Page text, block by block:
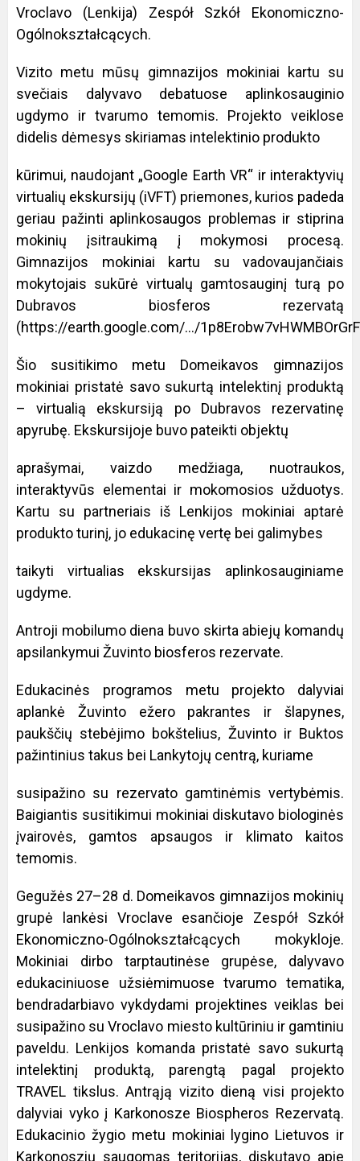
Vroclavo (Lenkija) Zespół Szkół Ekonomiczno-
Ogólnokształcących.
Vizito metu mūsų gimnazijos mokiniai kartu su
svečiais dalyvavo debatuose aplinkosauginio
ugdymo ir tvarumo temomis. Projekto veiklose
didelis dėmesys skiriamas intelektinio produkto
kūrimui, naudojant „Google Earth VR“ ir interaktyvių
virtualių ekskursijų (iVFT) priemones, kurios padeda
geriau pažinti aplinkosaugos problemas ir stiprina
mokinių įsitraukimą į mokymosi procesą.
Gimnazijos mokiniai kartu su vadovaujančiais
mokytojais sukūrė virtualų gamtosauginį turą po
Dubravos biosferos rezervatą
(https://earth.google.com/.../
Šio susitikimo metu Domeikavos gimnazijos
mokiniai pristatė savo sukurtą intelektinį produktą
– virtualią ekskursiją po Dubravos rezervatinę
apyrubę. Ekskursijoje buvo pateikti objektų
aprašymai, vaizdo medžiaga, nuotraukos,
interaktyvūs elementai ir mokomosios užduotys.
Kartu su partneriais iš Lenkijos mokiniai aptarė
produkto turinį, jo edukacinę vertę bei galimybes
taikyti virtualias ekskursijas aplinkosauginiame
ugdyme.
Antroji mobilumo diena buvo skirta abiejų komandų
apsilankymui Žuvinto biosferos rezervate.
Edukacinės programos metu projekto dalyviai
aplankė Žuvinto ežero pakrantes ir šlapynes,
paukščių stebėjimo bokštelius, Žuvinto ir Buktos
pažintinius takus bei Lankytojų centrą, kuriame
susipažino su rezervato gamtinėmis vertybėmis.
Baigiantis susitikimui mokiniai diskutavo biologinės
įvairovės, gamtos apsaugos ir klimato kaitos
temomis.
Gegužės 27–28 d. Domeikavos gimnazijos mokinių
grupė lankėsi Vroclave esančioje Zespół Szkół
Ekonomiczno-Ogólnokształcących mokykloje.
Mokiniai dirbo tarptautinėse grupėse, dalyvavo
edukaciniuose užsiėmimuose tvarumo tematika,
bendradarbiavo vykdydami projektines veiklas bei
susipažino su Vroclavo miesto kultūriniu ir gamtiniu
paveldu. Lenkijos komanda pristatė savo sukurtą
intelektinį produktą, parengtą pagal projekto
TRAVEL tikslus. Antrąją vizito dieną visi projekto
dalyviai vyko į Karkonosze Biospheros Rezervatą.
Edukacinio žygio metu mokiniai lygino Lietuvos ir
Karkonoszių saugomas teritorijas, diskutavo apie